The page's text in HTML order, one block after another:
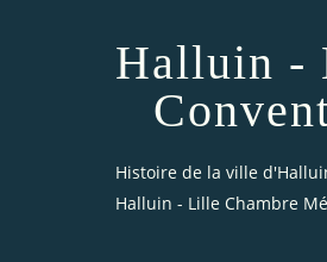
Halluin -
Histoire de la ville
Halluin - Lille Chambre